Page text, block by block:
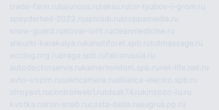
trade-farm.rutajuncos.rutaksu.rutor-lyubov-i-grom.ru
spayderhed-2022.rusplclub.rustoppamedia.ru
snow-guard.ruslovar-ivrit.rucleanmedicine.ru
shkurki-karakulya.rukanotiforet.spb.rututmassage.ru
ecolog.org.rupraga.spb.rufalcorussia.ru
autodoctorservis.rukamertondom.spb.ru net-life.net.ru
avto-vozim.rusakhcamera.rualliance-electro.spb.ru
stroyavt.rucontrolweb1.rutdsak74.rukinzozo-ru.ru
kvotka.ru iron-snab.rucosta-bella.rueugrus.pp.ru